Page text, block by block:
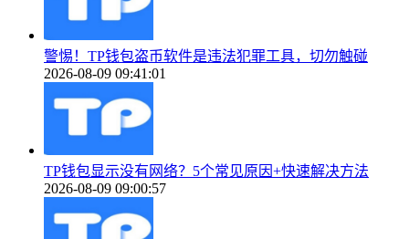
警惕！TP钱包盗币软件是违法犯罪工具，切勿触碰
2026-08-09 09:41:01
TP钱包显示没有网络？5个常见原因+快速解决方法
2026-08-09 09:00:57